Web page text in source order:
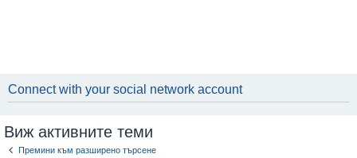
Connect with your social network account
Виж активните теми
Премини към разширено търсене